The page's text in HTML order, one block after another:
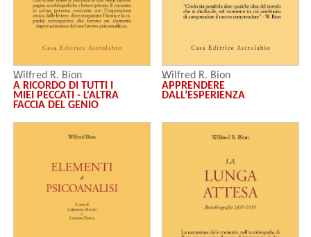
Wilfred R. Bion
A RICORDO DI TUTTI I
MIEI PECCATI - L'ALTRA
FACCIA DEL GENIO
Wilfred R. Bion
APPRENDERE
DALL’ESPERIENZA